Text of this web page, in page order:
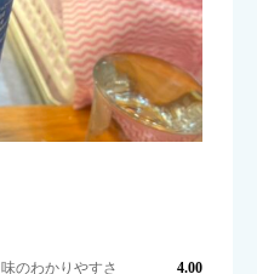
味のわかりやすさ 4.00